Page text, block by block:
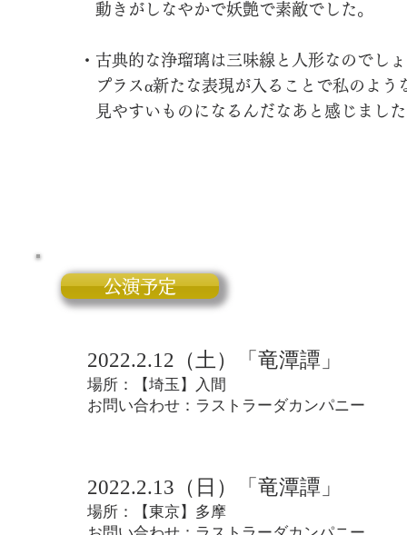
動きがしなやかで妖艶で素敵でした。
・古典的な浄瑠璃は三味線と人形なのでし
プラスα新たな表現が入ることで私のよう
見やすい​ものになるんだなあと感じまし
公演予定
2022.2.12（土）「竜潭譚」
場所：【埼玉】入間
お問い合わせ： ラストラーダカンパニー
2022.2.13（日）「竜潭譚」
場所：【東京】多摩